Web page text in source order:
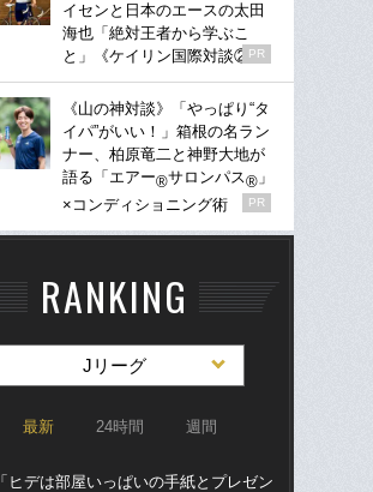
イセンと日本のエースの太田
海也「絶対王者から学ぶこ
と」《ケイリン国際対談②》
PR
《山の神対談》「やっぱり“タ
イパ”がいい！」箱根の名ラン
ナー、柏原竜二と神野大地が
語る「エアー®サロンパス® 」
×コンディショニング術
PR
RANKING
Jリーグ
最新 24時間 週間
「ヒデは部屋いっぱいの手紙とプレゼン